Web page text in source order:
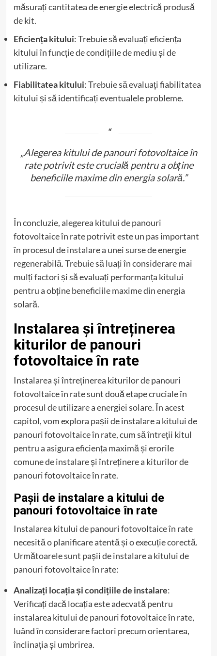
măsurați cantitatea de energie electrică produsă
de kit.
Eficiența kitului: Trebuie să evaluați eficiența
kitului în funcție de condițiile de mediu și de
utilizare.
Fiabilitatea kitului: Trebuie să evaluați fiabilitatea
kitului și să identificați eventualele probleme.
„Alegerea kitului de panouri fotovoltaice în
rate potrivit este crucială pentru a obține
beneficiile maxime din energia solară.”
În concluzie, alegerea kitului de panouri
fotovoltaice în rate potrivit este un pas important
în procesul de instalare a unei surse de energie
regenerabilă. Trebuie să luați în considerare mai
mulți factori și să evaluați performanța kitului
pentru a obține beneficiile maxime din energia
solară.
Instalarea și întreținerea
kiturilor de panouri
fotovoltaice în rate
Instalarea și întreținerea kiturilor de panouri
fotovoltaice în rate sunt două etape cruciale în
procesul de utilizare a energiei solare. În acest
capitol, vom explora pașii de instalare a kitului de
panouri fotovoltaice în rate, cum să întreții kitul
pentru a asigura eficiența maximă și erorile
comune de instalare și întreținere a kiturilor de
panouri fotovoltaice în rate.
Pașii de instalare a kitului de
panouri fotovoltaice în rate
Instalarea kitului de panouri fotovoltaice în rate
necesită o planificare atentă și o execuție corectă.
Următoarele sunt pașii de instalare a kitului de
panouri fotovoltaice în rate:
Analizați locația și condițiile de instalare:
Verificați dacă locația este adecvată pentru
instalarea kitului de panouri fotovoltaice în rate,
luând în considerare factori precum orientarea,
înclinația și umbrirea.